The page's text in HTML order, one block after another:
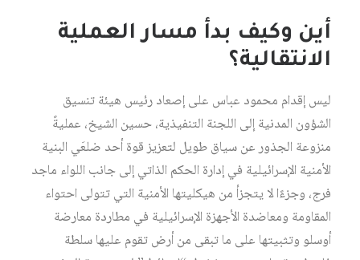
أين وكيف بدأ مسار العملية
الانتقالية؟
ليس إقدام محمود عباس على إصعاد رئيس هيئة تنسيق
الشؤون المدنية إلى اللجنة التنفيذية، حسين الشيخ، عمليةً
منزوعة الجذور عن سياق طويل لتعزيز قوة أحد ضلعَي البنية
الأمنية الإسرائيلية في إدارة الحكم الذاتي إلى جانب اللواء ماجد
فرج، وجزءًا لا يتجزأ من هيكليتها الأمنية التي تتولى احتواء
المقاومة ومعاضدة الأجهزة الإسرائيلية في مطاردة معارضة
أوسلو وتثبيتها على ما تبقى من أرض تقوم عليها سلطة